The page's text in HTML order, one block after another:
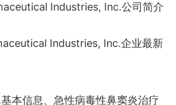
Industries, Inc.公司简介
Industries, Inc.企业最新
本信息、急性病毒性鼻窦炎治疗